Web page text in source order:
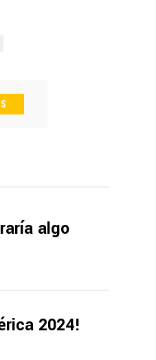
algo
2024!